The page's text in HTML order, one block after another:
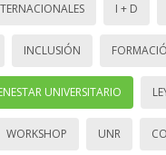
I + D
INCLUSIÓN
UNIVERSITARIO
WORKSHOP UNR